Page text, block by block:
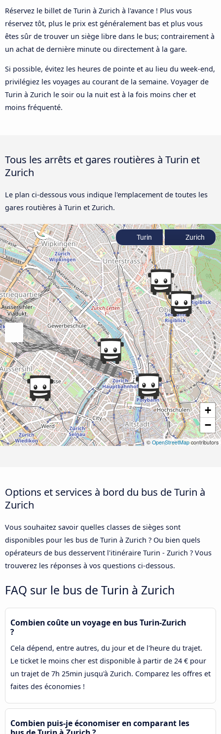
Réservez le billet de Turin à Zurich à l'avance ! Plus vous
réservez tôt, plus le prix est généralement bas et plus vous
êtes sûr de trouver un siège libre dans le bus; contrairement à
un achat de dernière minute ou directement à la gare.
Si possible, évitez les heures de pointe et au lieu du week-end,
privilégiez les voyages au courant de la semaine. Voyager de
Turin à Zurich le soir ou la nuit est à la fois moins cher et
moins fréquenté.
Tous les arrêts et gares routières à Turin et
Zurich
Le plan ci-dessous vous indique l'emplacement de toutes les
gares routières à Turin et Zurich.
+
−
© OpenStreetMapcontributors
Turin Zurich
Options et services à bord du bus de Turin à
Zurich
Vous souhaitez savoir quelles classes de sièges sont
disponibles pour les bus de Turin à Zurich ? Ou bien quels
opérateurs de bus desservent l'itinéraire Turin - Zurich ? Vous
trouverez les réponses à vos questions ci-dessous.
FAQ sur le bus de Turin à Zurich
Combien coûte un voyage en bus Turin-Zurich
?
Cela dépend, entre autres, du jour et de l'heure du trajet.
Le ticket le moins cher est disponible à partir de 24 € pour
un trajet de 7h 25min jusqu'à Zurich. Comparez les offres et
faites des économies !
Combien puis-je économiser en comparant les